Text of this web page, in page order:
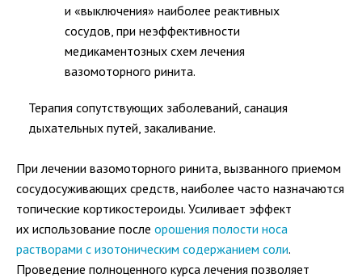
и «выключения» наиболее реактивных
сосудов, при неэффективности
медикаментозных схем лечения
вазомоторного ринита.
Терапия сопутствующих заболеваний, санация
дыхательных путей, закаливание.
При лечении вазомоторного ринита, вызванного приемом
сосудосуживающих средств, наиболее часто назначаются
топические кортикостероиды. Усиливает эффект
их использование после орошения полости носа
растворами с изотоническим содержанием соли.
Проведение полноценного курса лечения позволяет